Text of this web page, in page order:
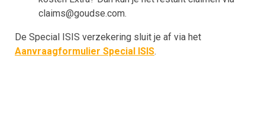
claims@goudse.com.
De Special ISIS verzekering sluit je af via het
Aanvraagformulier Special ISIS.